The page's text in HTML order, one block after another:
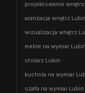
projektowanie wnętrz
aranżacja wnętrz
wizualizacja wnętrz
meble na wymiar Lubin
stolarz Lubin
kuchnia na wymiar
szafa na wymiar Lubin